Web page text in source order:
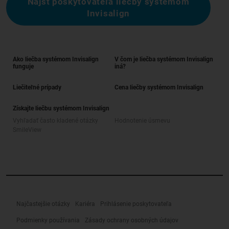
Invisalign
Ako liečba systémom Invisalign
funguje
V čom je liečba systémom Invisalign
iná?
Liečiteľné prípady Cena liečby systémom Invisalign
Získajte liečbu systémom Invisalign
Najčastejšie otázky Kariéra Prihlásenie poskytovateľa
Podmienky používania Zásady ochrany osobných údajov